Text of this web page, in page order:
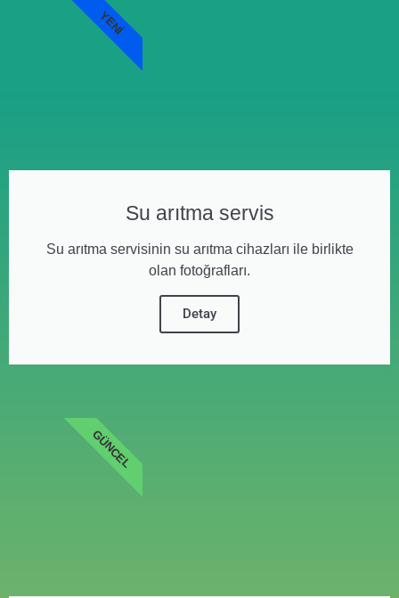
Su arıtma servis
Su arıtma servisinin su arıtma cihazları ile birlikte
olan fotoğrafları.
Detay
YENI
GÜNCEL